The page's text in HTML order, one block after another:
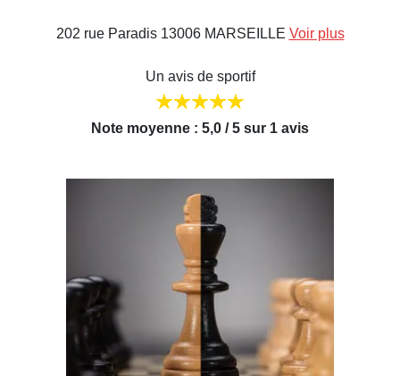
202 rue Paradis 13006 MARSEILLE Voir plus
Un avis de sportif
Note moyenne : 5,0 / 5 sur 1 avis